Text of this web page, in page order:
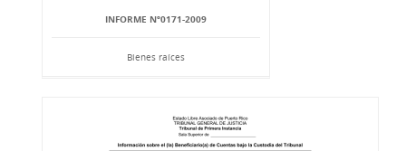
INFORME Nº0171-2009
Bienes raíces